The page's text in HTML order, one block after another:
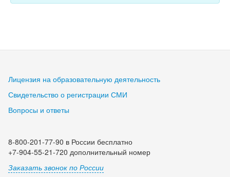
Лицензия на образовательную деятельность
Свидетельство о регистрации СМИ
Вопросы и ответы
8-800-201-77-90 в России бесплатно
+7-904-55-21-720 дополнительный номер
Заказать звонок по России